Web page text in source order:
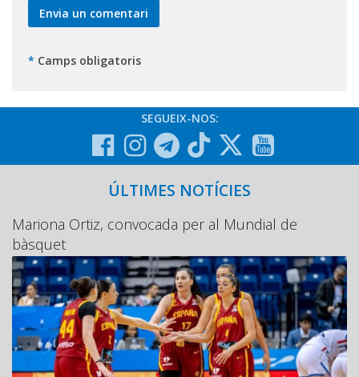
* Camps obligatoris
SEGUEIX-NOS:
ÚLTIMES NOTÍCIES
Mariona Ortiz, convocada per al Mundial de
bàsquet